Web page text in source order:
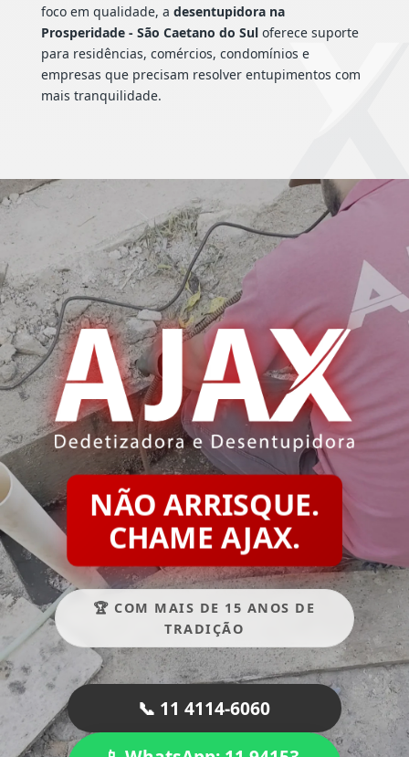
foco em qualidade, a desentupidora na
Prosperidade - São Caetano do Suloferece suporte
para residências, comércios, condomínios e
empresas que precisam resolver entupimentos com
mais tranquilidade.
NÃO ARRISQUE.
CHAME AJAX.
🏆 COM MAIS DE 15 ANOS DE
TRADIÇÃO
📞 11 4114-6060